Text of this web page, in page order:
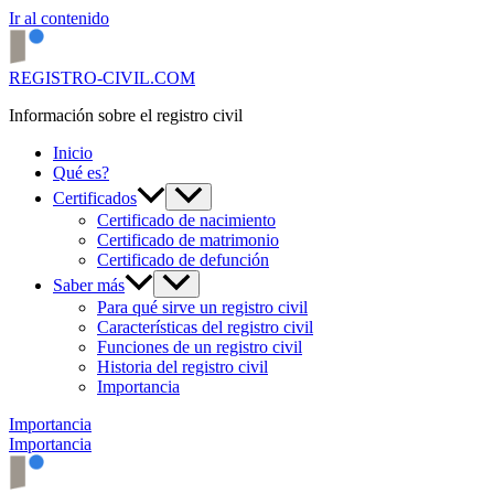
Ir al contenido
REGISTRO-CIVIL.COM
Información sobre el registro civil
Inicio
Qué es?
Certificados
Certificado de nacimiento
Certificado de matrimonio
Certificado de defunción
Saber más
Para qué sirve un registro civil
Características del registro civil
Funciones de un registro civil
Historia del registro civil
Importancia
Importancia
Importancia